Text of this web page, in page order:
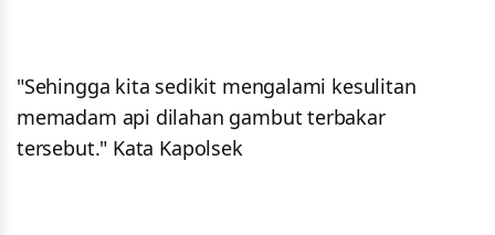
"Sehingga kita sedikit mengalami kesulitan
memadam api dilahan gambut terbakar
tersebut." Kata Kapolsek